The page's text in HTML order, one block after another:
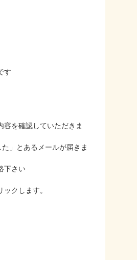
す
を確認していただきま
」とあるメールが届きま
下さい
クします。